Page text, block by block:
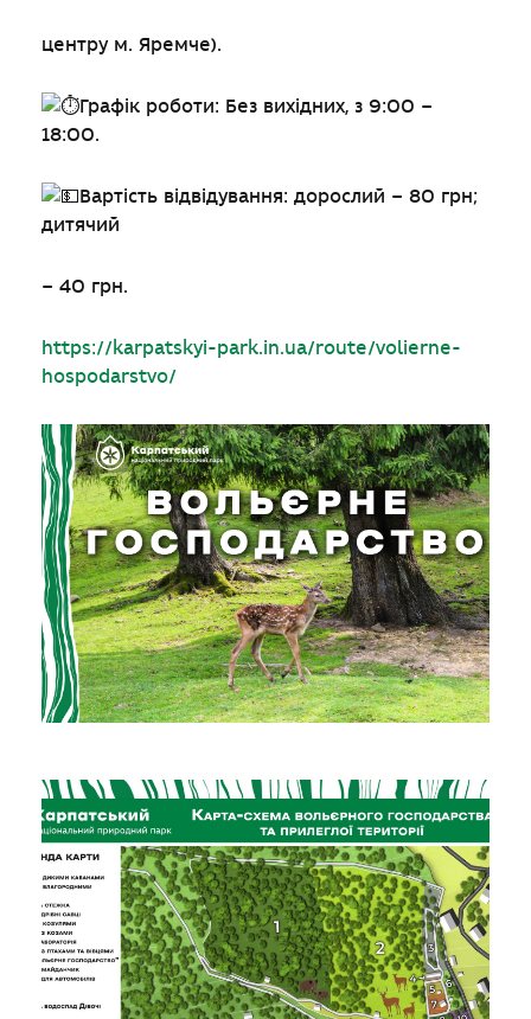
центру м. Яремче).
Графік роботи: Без вихідних, з 9:00 –
18:00.
Вартість відвідування: дорослий – 80 грн;
дитячий
– 40 грн.
https://karpatskyi-park.in.ua/route/volierne-
hospodarstvo/